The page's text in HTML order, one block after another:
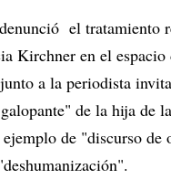
el tratamiento
Kirchner en el
a la periodista
de la hija de
ejemplo de "discurso